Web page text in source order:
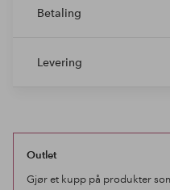
Betaling
Levering
Outlet
Gjør et kupp på produkter